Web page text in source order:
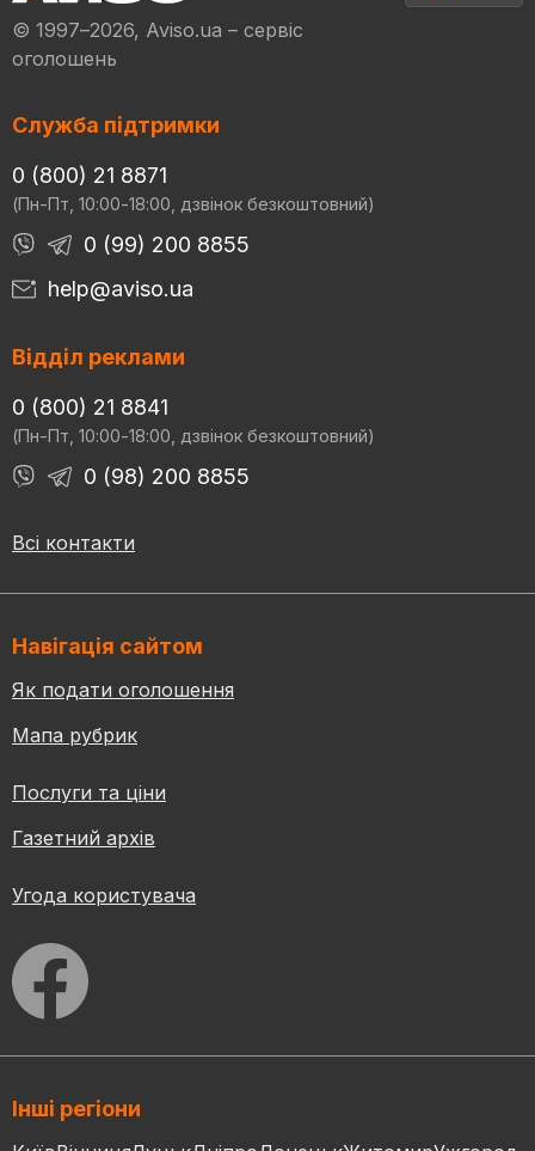
© 1997–2026, Aviso.ua – сервіс
оголошень
Служба підтримки
0 (800) 21 8871
(Пн-Пт, 10:00-18:00, дзвінок безкоштовний)
0 (99) 200 8855
help@aviso.ua
Відділ реклами
0 (800) 21 8841
(Пн-Пт, 10:00-18:00, дзвінок безкоштовний)
0 (98) 200 8855
Всі контакти
Навігація сайтом
Як подати оголошення
Мапа рубрик
Послуги та ціни
Газетний архів
Угода користувача
Інші регіони